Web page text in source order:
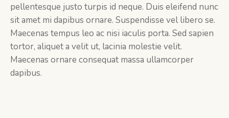
pellentesque justo turpis id neque. Duis eleifend nunc
sit amet mi dapibus ornare. Suspendisse vel libero se.
Maecenas tempus leo ac nisi iaculis porta. Sed sapien
tortor, aliquet a velit ut, lacinia molestie velit.
Maecenas ornare consequat massa ullamcorper
dapibus.